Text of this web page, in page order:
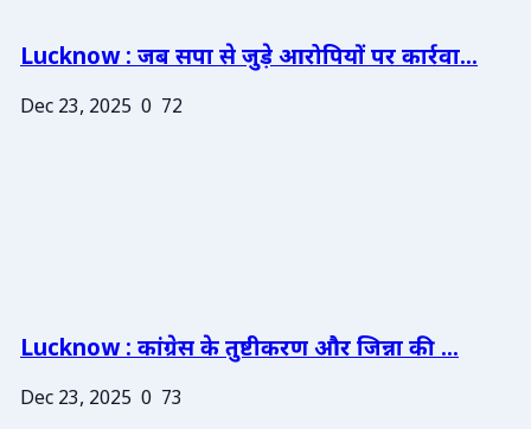
Lucknow : जब सपा से जुड़े आरोपियों पर कार्रवा...
Dec 23, 2025 0 72
Lucknow : कांग्रेस के तुष्टीकरण और जिन्ना की ...
Dec 23, 2025 0 73